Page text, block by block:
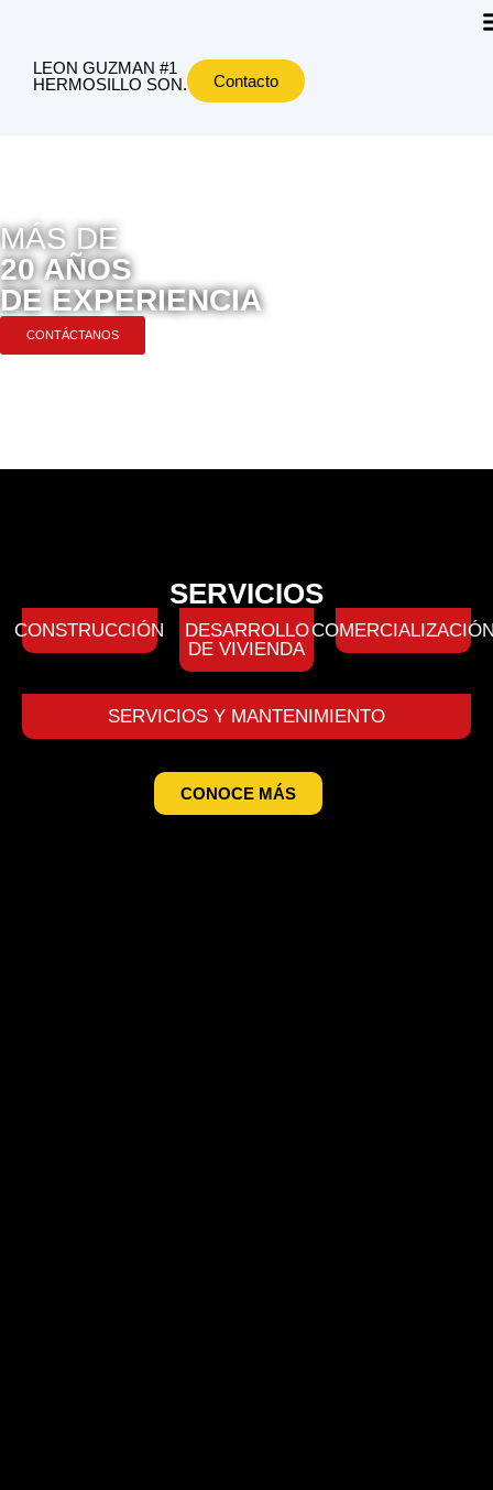
LEON GUZMAN #1
HERMOSILLO SON.
Contacto
MÁS DE
20 AÑOS
DE EXPERIENCIA
CONTÁCTANOS
SERVICIOS
CONSTRUCCIÓN
DESARROLLO
DE VIVIENDA
SERVICIOS Y MANTENIMIENTO
CONOCE MÁS